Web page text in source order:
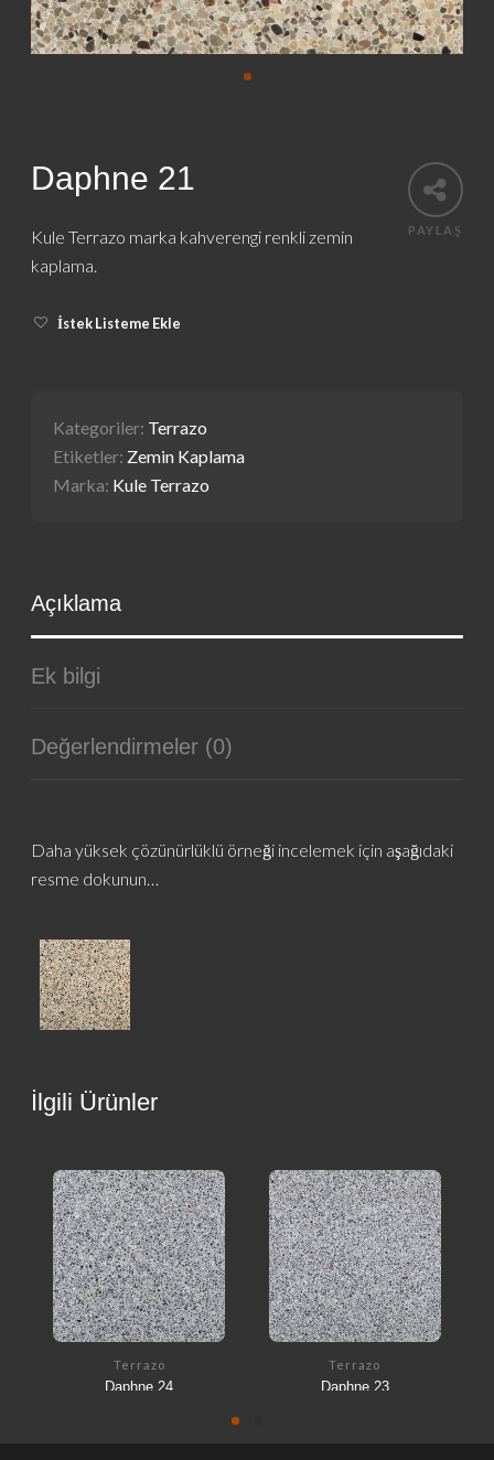
PAYLAŞ
Daphne 21
Kule Terrazo marka kahverengi renkli zemin
kaplama.
İstek Listeme Ekle
Kategoriler: Terrazo
Etiketler: Zemin Kaplama
Marka: Kule Terrazo
Açıklama
Ek bilgi
Değerlendirmeler (0)
Daha yüksek çözünürlüklü örneği incelemek için aşağıdaki
resme dokunun…
İlgili Ürünler
Terrazo
Daphne 24
Terrazo
Daphne 23